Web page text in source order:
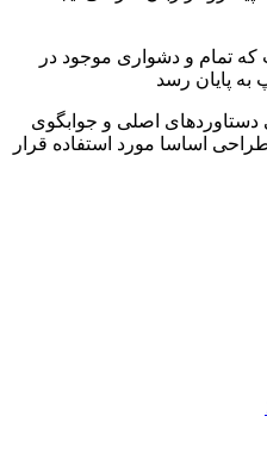
تمام و دشواری موجود در
به پایان رسد
دستاوردهای اصلی و جوابگوی
اساسا مورد استفاده قرار